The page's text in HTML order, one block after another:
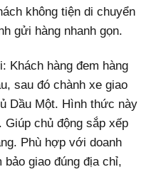
không tiện di chuyển
gửi hàng nhanh gọn.
Khách hàng đem hàng
sau đó chành xe giao
Dầu Một. Hình thức này
Giúp chủ động sắp xếp
Phù hợp với doanh
giao đúng địa chỉ,